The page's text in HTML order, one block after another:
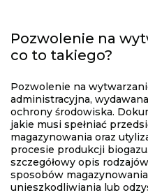
Pozwolenie na
co to takiego?
Pozwolenie na
administracyjna,
ochrony środowiska.
jakie musi spełniać
magazynowania oraz
procesie produkcji
szczegółowy opis
sposobów
unieszkodliwiania lub